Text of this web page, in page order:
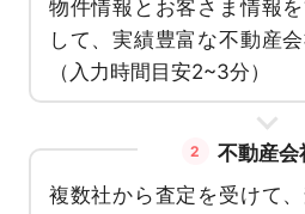
物件情報とお客さま情報
して、実績豊富な不動産会
（入力時間目安2~3分）
2
不動産会
複数社から査定を受けて